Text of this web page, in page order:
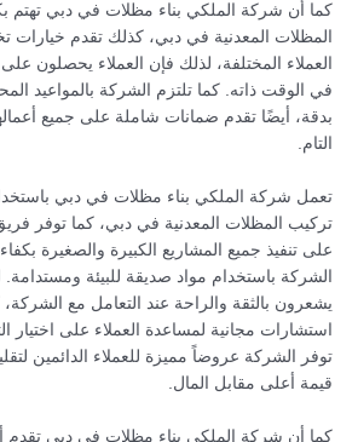
كما أن شركة الملكي بناء مظلات في دبي تهتم
المظلات المعدنية في دبي، كذلك تقدم خيارات
العملاء المختلفة، لذلك فإن العملاء يحصلون
في الوقت ذاته. كما تلتزم الشركة بالمواعيد
بدقة، أيضًا تقدم ضمانات شاملة على جميع
التام.
تعمل شركة الملكي بناء مظلات في دبي
تركيب المظلات المعدنية في دبي، كما توفر
على تنفيذ جميع المشاريع الكبيرة والصغيرة
الشركة باستخدام مواد صديقة للبيئة ومستدامة.
يشعرون بالثقة والراحة عند التعامل مع
استشارات مجانية لمساعدة العملاء على اختيار
توفر الشركة عروضاً مميزة للعملاء الدائمين
قيمة أعلى مقابل المال.
كما أن شركة الملكي بناء مظلات في دبي تقدم